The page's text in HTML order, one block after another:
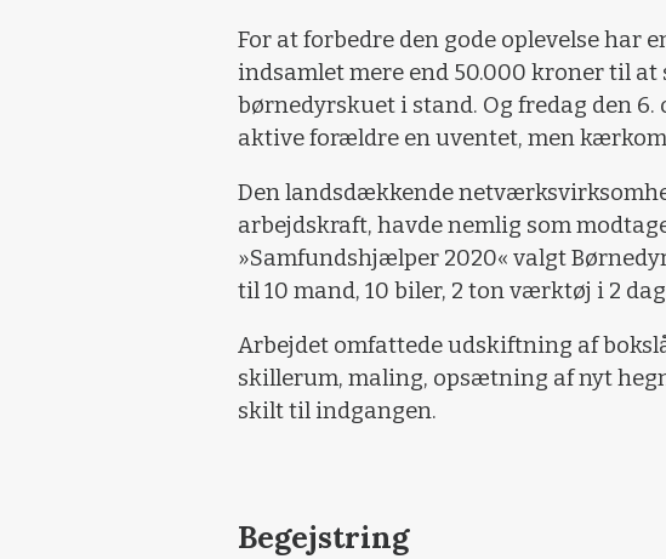
For at forbedre den gode oplevelse har
indsamlet mere end 50.000 kroner til
børnedyrskuet i stand. Og fredag den 6.
aktive forældre en uventet, men
Den landsdækkende
arbejdskraft, havde nemlig som
»Samfundshjælper 2020« valgt
til 10 mand, 10 biler, 2 ton værktøj i 2
Arbejdet omfattede udskiftning af
skillerum, maling, opsætning af nyt
skilt til indgangen.
Begejstring